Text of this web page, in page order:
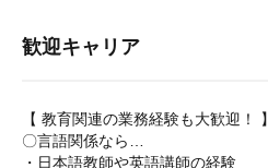
歓迎キャリア
【 教育関連の業務経験も大歓迎！ 】
〇言語関係なら…
・日本語教師や英語講師の経験